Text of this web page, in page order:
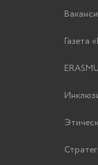
Газета